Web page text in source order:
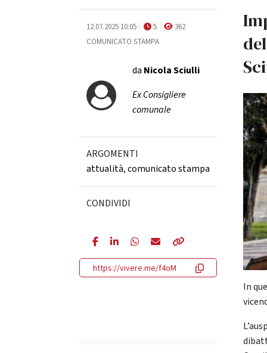
12.07.2025 10:05 5
362
COMUNICATO STAMPA
da Nicola Sciulli
Ex Consigliere
comunale
ARGOMENTI
attualità,comunicato stampa
CONDIVIDI
https://vivere.me/f4oM
In